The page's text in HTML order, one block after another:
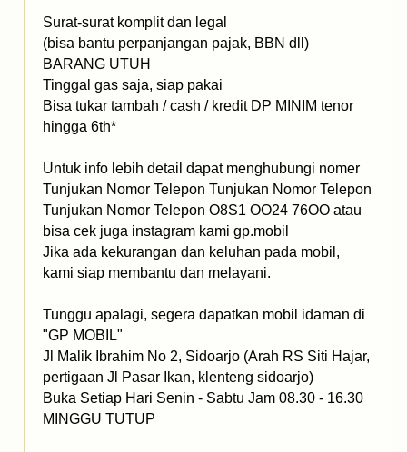
Surat-surat komplit dan legal
(bisa bantu perpanjangan pajak, BBN dll)
BARANG UTUH
Tinggal gas saja, siap pakai
Bisa tukar tambah / cash / kredit DP MINIM tenor
hingga 6th*
Untuk info lebih detail dapat menghubungi nomer
Tunjukan Nomor Telepon Tunjukan Nomor Telepon
Tunjukan Nomor Telepon O8S1 OO24 76OO atau
bisa cek juga instagram kami gp.mobil
Jika ada kekurangan dan keluhan pada mobil,
kami siap membantu dan melayani.
Tunggu apalagi, segera dapatkan mobil idaman di
"GP MOBIL"
Jl Malik Ibrahim No 2, Sidoarjo (Arah RS Siti Hajar,
pertigaan Jl Pasar Ikan, klenteng sidoarjo)
Buka Setiap Hari Senin - Sabtu Jam 08.30 - 16.30
MINGGU TUTUP